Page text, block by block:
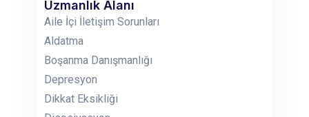
Uzmanlık Alanı
Aile İçi İletişim Sorunları
Aldatma
Boşanma Danışmanlığı
Depresyon
Dikkat Eksikliği